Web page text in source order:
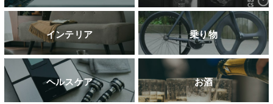
インテリア 乗り物
ヘルスケア お酒